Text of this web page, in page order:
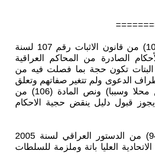
[1] نص المادة (105) من قانون الاثبات رقم 107 لسنة
(للأحكام الصادرة من المحاكم العراقية
البتات تكون حجة بما فصلت فيه من
الدعوى ولم تتغير صفاتهم وتعلق
النزاع بذات الحق محلا وسببا) ونص المادة (106) من
يجوز قبول دليل ينقض حجية الاحكام
[2] نص المادة (94) من الدستور العراقي لسنة 2005
العليا باتة وملزمة للسلطات